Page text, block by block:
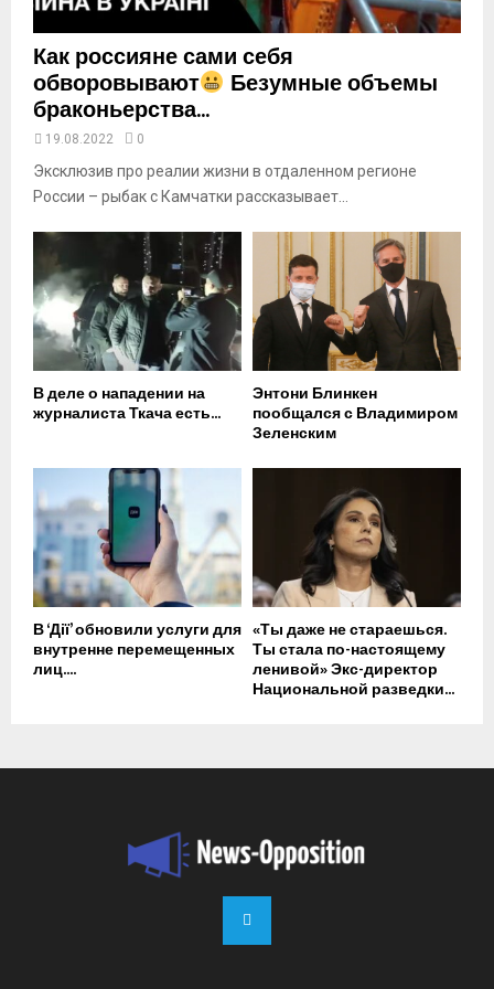
Как россияне сами себя
обворовывают Безумные объемы
браконьерства...
19.08.2022 0
Эксклюзив про реалии жизни в отдаленном регионе
России – рыбак с Камчатки рассказывает...
В деле о нападении на
журналиста Ткача есть...
Энтони Блинкен
пообщался с Владимиром
Зеленским
В ‘Дії’ обновили услуги для
внутренне перемещенных
лиц....
«Ты даже не стараешься.
Ты стала по-настоящему
ленивой» Экс-директор
Национальной разведки...